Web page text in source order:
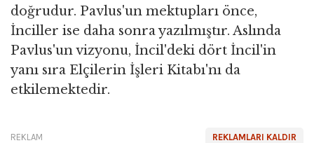
doğrudur. Pavlus'un mektupları önce,
İnciller ise daha sonra yazılmıştır. Aslında
Pavlus'un vizyonu, İncil'deki dört İncil'in
yanı sıra Elçilerin İşleri Kitabı'nı da
etkilemektedir.
REKLAMLARI KALDIR
REKLAM